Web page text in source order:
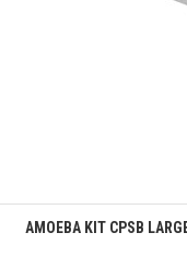
AMOEBA KIT CPSB